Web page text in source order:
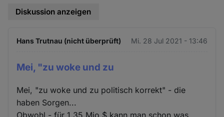
Diskussion anzeigen
Hans Trutnau (nicht überprüft) Mi. 28 Jul 2021 - 13:46
Mei, "zu woke und zu
Mei, "zu woke und zu politisch korrekt" - die
haben Sorgen...